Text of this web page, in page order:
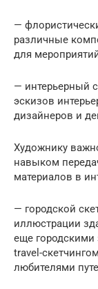
—
различные
для
— интерьерный
эскизов
дизайнеров и
Художнику
навыком
материалов в
— городской
иллюстрации
еще городскими
travel-
любителями